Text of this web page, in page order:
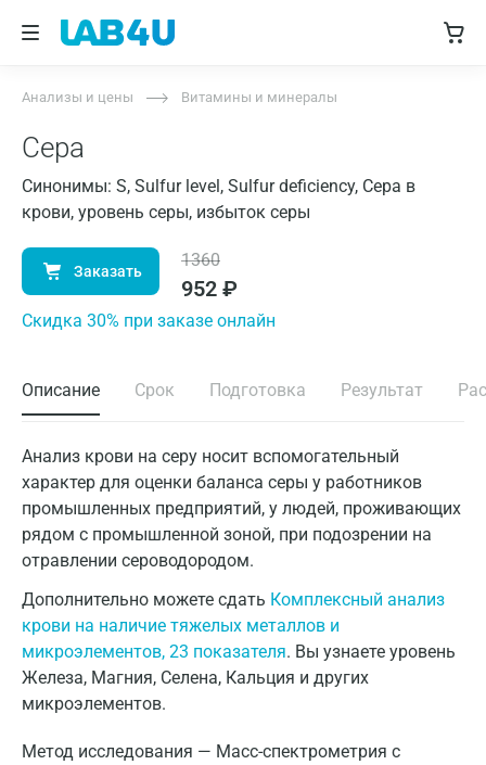
Анализы и цены Витамины и минералы
Сера
Синонимы: S, Sulfur level, Sulfur deficiency, Сера в
крови, уровень серы, избыток серы
Заказать
1360
952 ₽
Cкидка 30% при заказе онлайн
Описание Срок Подготовка Результат
Анализ крови на серу носит вспомогательный
характер для оценки баланса серы у работников
промышленных предприятий, у людей, проживающих
рядом с промышленной зоной, при подозрении на
отравлении сероводородом.
Дополнительно можете сдать Комплексный анализ
крови на наличие тяжелых металлов и
микроэлементов, 23 показателя. Вы узнаете уровень
Железа, Магния, Селена, Кальция и других
микроэлементов.
Метод исследования — Масс-спектрометрия с